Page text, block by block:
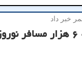
خبر داد
غربالگری روزانه ۶ هزار